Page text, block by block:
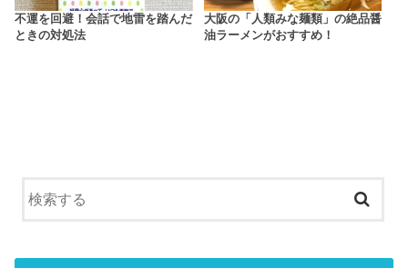
不運を回避！会話で地雷を踏んだ
ときの対処法
大阪の「人類みな麺類」の絶品醤
油ラーメンがおすすめ！